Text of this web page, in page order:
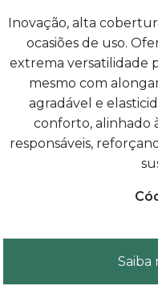
Inovação, alta
ocasiões de uso.
extrema versatilidade
mesmo com
agradável e
conforto, alinhado
responsáveis,
Saiba